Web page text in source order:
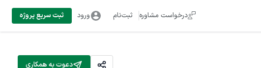
درخواست مشاوره ثبت‌نام ورود ثبت سریع پروژه
دعوت به همکاری